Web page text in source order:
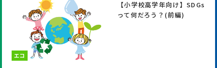
エコ
【小学校高学年向け】SDGs
って何だろう？(前編)